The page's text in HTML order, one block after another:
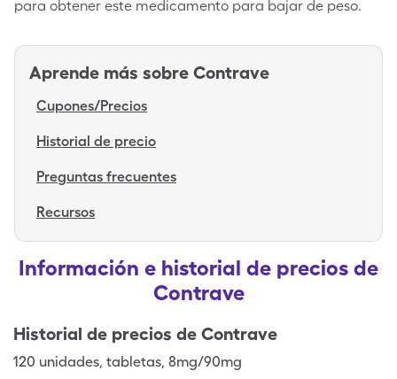
para obtener este medicamento para bajar de peso.
Aprende más sobre Contrave
Cupones/Precios
Historial de precio
Preguntas frecuentes
Recursos
Información e historial de precios de
Contrave
Historial de precios de Contrave
120 unidades, tabletas, 8mg/90mg